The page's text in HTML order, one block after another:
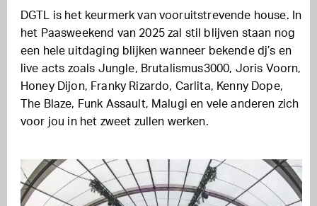
DGTL is het keurmerk van vooruitstrevende house. In
het Paasweekend van 2025 zal stil blijven staan nog
een hele uitdaging blijken wanneer bekende dj’s en
live acts zoals Jungle, Brutalismus3000, Joris Voorn,
Honey Dijon, Franky Rizardo, Carlita, Kenny Dope,
The Blaze, Funk Assault, Malugi en vele anderen zich
voor jou in het zweet zullen werken.